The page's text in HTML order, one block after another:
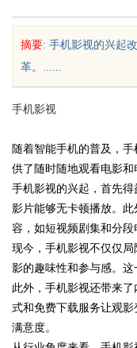
uz
摘要: 手机影视的兴起
革。......
手机影视
随着智能手机的普及，
供了随时随地观看电影和
手机影视的兴起，首先
影片能够无卡顿播放。
容，如短视频剧集和分段
现今，手机影视不仅仅
影的趣味性和参与感。
此外，手机影视还带来
式和免费下载服务让观
满意度。
时代影像文化的创